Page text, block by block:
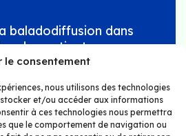
le consentement
nous utilisons des technologies
et/ou accéder aux informations
à ces technologies nous permettra
que le comportement de navigation ou
baladodiffusion dans
des patients